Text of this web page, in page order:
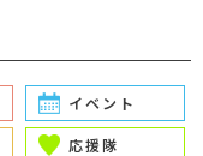
イベント
応援隊